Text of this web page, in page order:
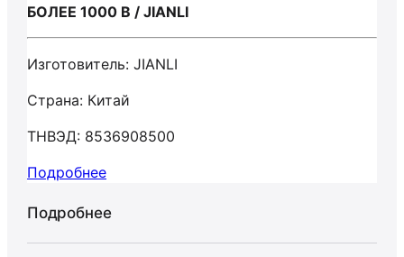
БОЛЕЕ 1000 В / JIANLI
Изготовитель: JIANLI
Страна: Китай
ТНВЭД: 8536908500
Подробнее
Подробнее